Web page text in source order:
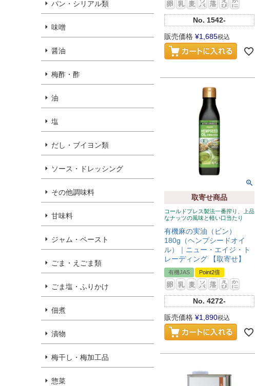
パン・シリアル類
味噌
醤油
梅酢・酢
油
塩
だし・ブイヨン類
ソース・ドレッシング
その他調味料
甘味料
ジャム・ペースト
ごま・えごま類
ごま塩・ふりかけ
佃煮
漬物
梅干し・梅加工品
惣菜
No. 1542-
販売価格 ¥1,685税込
取寄せ商品
コールドプレス製法一番搾り、上品
なナッツの風味と軽い口当たり
有機麻の実油（ビン）
180g（ヘンプシードオイ
ル）｜ニュー・エイジ・ト
レーディング 【取寄せ】
有機JAS Point2倍
No. 4272-
販売価格 ¥1,890税込